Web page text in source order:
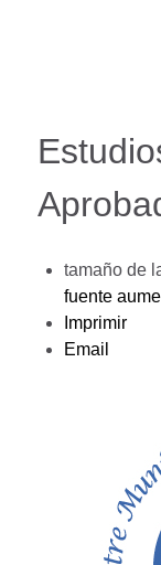
tamaño de
fuente
Imprimir
Email